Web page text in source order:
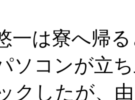
一は寮へ帰
ソコンが立
クしたが、